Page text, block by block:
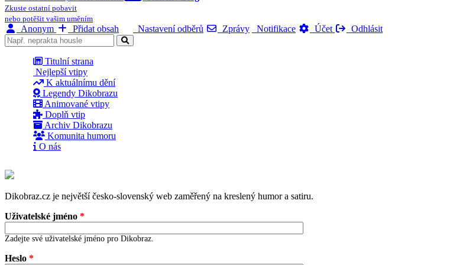
Zkuste ostatní pobavit
nebo potěšit vašim uměním
Anonym Přidat obsah Nastavení odběrů Zprávy Notifikace Účet Odhlásit
Titulní strana
Nejlepší vtipy
K aktuálnímu dění
Legendy Dikobrazu
Animované vtipy
Doplň vtip
Archiv Dikobrazu
Komunita humoru
O nás
Dikobraz.cz je největší česko-slovenský web zaměřený na kreslený humor a satiru.
Uživatelské jméno *
Zadejte své uživatelské jméno pro Dikobraz.
Heslo *